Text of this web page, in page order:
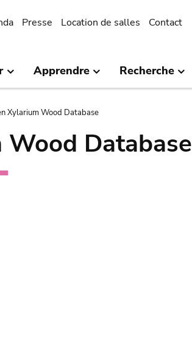
Presse Location de salles Contact
Apprendre Recherche
Xylarium Wood Database
Database